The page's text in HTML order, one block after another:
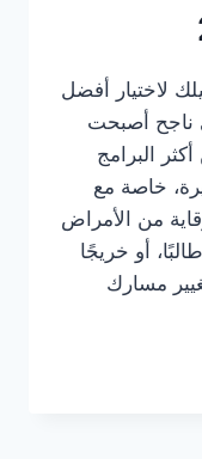
لاختيار أفضل
ناجح أصبحت
البرامج
خاصة مع
من الأمراض
أو خريجًا
مسارك